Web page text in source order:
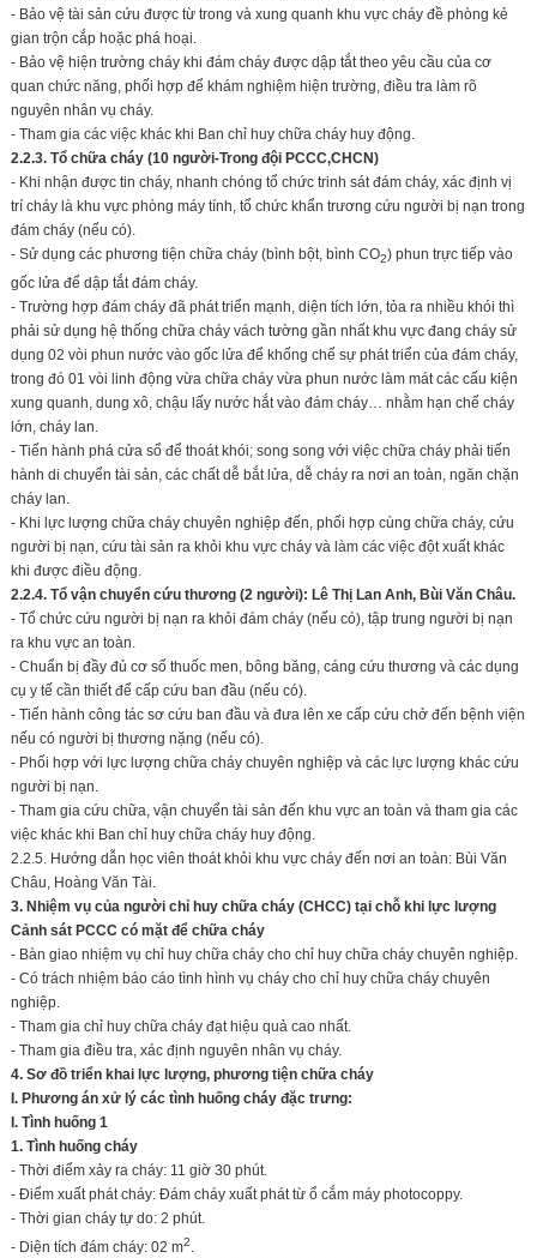
- Bảo vệ tài sản cứu được từ trong và xung quanh khu vực cháy đề phòng kẻ
gian trộn cắp hoặc phá hoại.
- Bảo vệ hiện trường cháy khi đám cháy được dập tắt theo yêu cầu của cơ
quan chức năng, phối hợp để khám nghiệm hiện trường, điều tra làm rõ
nguyên nhân vụ cháy.
- Tham gia các việc khác khi Ban chỉ huy chữa cháy huy động.
2.2.3. Tổ chữa cháy (10 người-Trong đội PCCC,CHCN)
- Khi nhận được tin cháy, nhanh chóng tổ chức trinh sát đám cháy, xác định vị
trí cháy là khu vực phòng máy tính, tổ chức khẩn trương cứu người bị nạn trong
đám cháy (nếu có).
- Sử dụng các phương tiện chữa cháy (bình bột, bình CO2) phun trực tiếp vào
gốc lửa để dập tắt đám cháy.
- Trường hợp đám cháy đã phát triển mạnh, diện tích lớn, tỏa ra nhiều khói thì
phải sử dụng hệ thống chữa cháy vách tường gần nhất khu vực đang cháy sử
dụng 02 vòi phun nước vào gốc lửa để khống chế sự phát triển của đám cháy,
trong đó 01 vòi linh động vừa chữa cháy vừa phun nước làm mát các cấu kiện
xung quanh, dung xô, chậu lấy nước hắt vào đám cháy… nhằm hạn chế cháy
lớn, cháy lan.
- Tiến hành phá cửa sổ để thoát khói; song song với việc chữa cháy phải tiến
hành di chuyển tài sản, các chất dễ bắt lửa, dễ cháy ra nơi an toàn, ngăn chặn
cháy lan.
- Khi lực lượng chữa cháy chuyên nghiệp đến, phối hợp cùng chữa cháy, cứu
người bị nạn, cứu tài sản ra khỏi khu vực cháy và làm các việc đột xuất khác
khi được điều động.
2.2.4. Tổ vận chuyển cứu thương (2 người): Lê Thị Lan Anh, Bùi Văn Châu.
- Tổ chức cứu người bị nạn ra khỏi đám cháy (nếu có), tập trung người bị nạn
ra khu vực an toàn.
- Chuẩn bị đầy đủ cơ số thuốc men, bông băng, cáng cứu thương và các dụng
cụ y tế cần thiết để cấp cứu ban đầu (nếu có).
- Tiến hành công tác sơ cứu ban đầu và đưa lên xe cấp cứu chở đến bệnh viện
nếu có người bị thương nặng (nếu có).
- Phối hợp với lực lượng chữa cháy chuyên nghiệp và các lực lượng khác cứu
người bị nạn.
- Tham gia cứu chữa, vận chuyển tài sản đến khu vực an toàn và tham gia các
việc khác khi Ban chỉ huy chữa cháy huy động.
2.2.5. Hướng dẫn học viên thoát khỏi khu vực cháy đến nơi an toàn: Bùi Văn
Châu, Hoàng Văn Tài.
3. Nhiệm vụ của người chỉ huy chữa cháy (CHCC) tại chỗ khi lực lượng
Cảnh sát PCCC có mặt để chữa cháy
- Bàn giao nhiệm vụ chỉ huy chữa cháy cho chỉ huy chữa cháy chuyên nghiệp.
- Có trách nhiệm báo cáo tình hình vụ cháy cho chỉ huy chữa cháy chuyên
nghiệp.
- Tham gia chỉ huy chữa cháy đạt hiệu quả cao nhất.
- Tham gia điều tra, xác định nguyên nhân vụ cháy.
4. Sơ đồ triển khai lực lượng, phương tiện chữa cháy
I. Phương án xử lý các tình huống cháy đặc trưng:
I. Tình huống 1
1. Tình huống cháy
- Thời điểm xảy ra cháy: 11 giờ 30 phút.
- Điểm xuất phát cháy: Đám cháy xuất phát từ ổ cắm máy photocoppy.
- Thời gian cháy tự do: 2 phút.
- Diện tích đám cháy: 02 m2.